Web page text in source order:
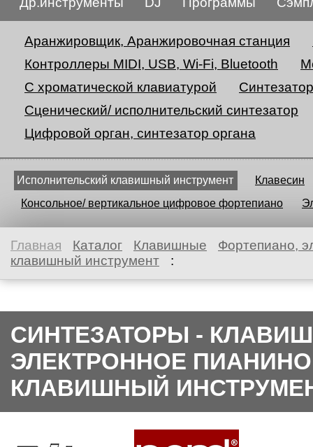
Аранжировщик, Аранжировочная станция
Контроллеры MIDI, USB, Wi-Fi, Bluetooth
С хроматической клавиатурой
Синтезатор
Сценический/ исполнительский синтезатор
Цифровой орган, синтезатор органа
Исполнительский клавишный инструмент
Клавесин
Консольное/ вертикальное цифровое фортепиано
Главная Каталог Клавишные
Фортепиано,
клавишный инструмент
:
СИНТЕЗАТОРЫ -
ЭЛЕКТРОННОЕ
КЛАВИШНЫЙ